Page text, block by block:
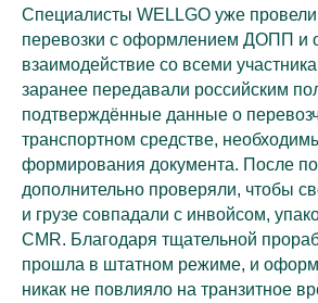
Специалисты WELLGO уже
перевозки с оформлением ДОПП и
взаимодействие со всеми
заранее передавали российским
подтверждённые данные о
транспортном средстве,
формирования документа. После
дополнительно проверяли, чтобы
и грузе совпадали с инвойсом,
CMR. Благодаря тщательной
прошла в штатном режиме, и
никак не повлияло на транзитное